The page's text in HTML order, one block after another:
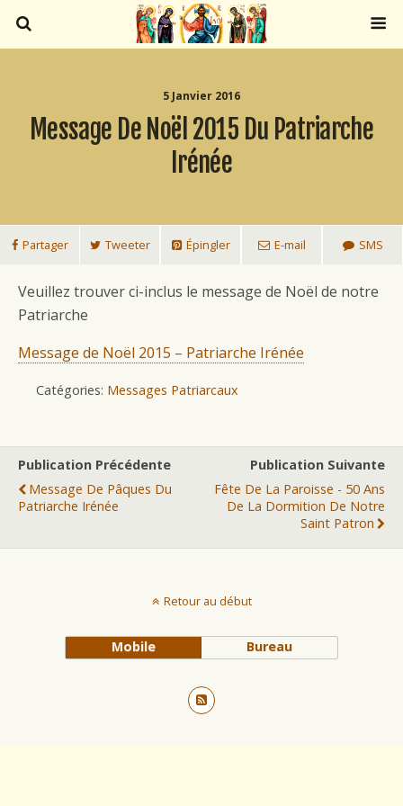
5 Janvier 2016
Message De Noël 2015 Du Patriarche
Irénée
Partager Tweeter Épingler E-mail SMS
Veuillez trouver ci-inclus le message de Noël de notre
Patriarche
Message de Noël 2015 – Patriarche Irénée
Catégories: Messages Patriarcaux
Publication Précédente
Message De Pâques Du
Patriarche Irénée
Publication Suivante
Fête De La Paroisse - 50 Ans
De La Dormition De Notre
Saint Patron
Retour au début
Mobile Bureau